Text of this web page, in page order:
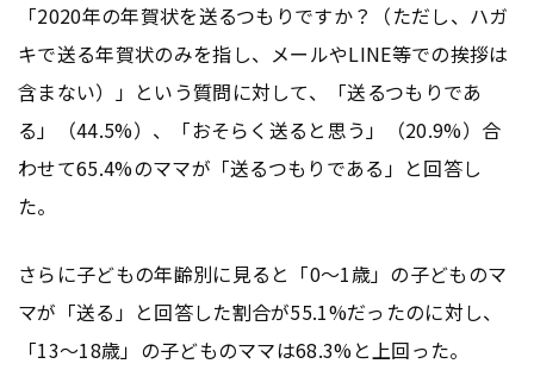
「2020年の年賀状を送るつもりですか？（ただし、ハガ
キで送る年賀状のみを指し、メールやLINE等での挨拶は
含まない）」という質問に対して、「送るつもりであ
る」（44.5%）、「おそらく送ると思う」（20.9%）合
わせて65.4%のママが「送るつもりである」と回答し
た。
さらに子どもの年齢別に見ると「0〜1歳」の子どものマ
マが「送る」と回答した割合が55.1%だったのに対し、
「13〜18歳」の子どものママは68.3%と上回った。